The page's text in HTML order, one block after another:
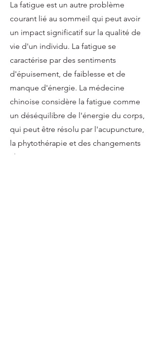
La fatigue est un autre problème
courant lié au sommeil qui peut avoir
un impact significatif sur la qualité de
vie d'un individu. La fatigue se
caractérise par des sentiments
d'épuisement, de faiblesse et de
manque d'énergie. La médecine
chinoise considère la fatigue comme
un déséquilibre de l'énergie du corps,
qui peut être résolu par l'acupuncture,
la phytothérapie et des changements
alimentaires.